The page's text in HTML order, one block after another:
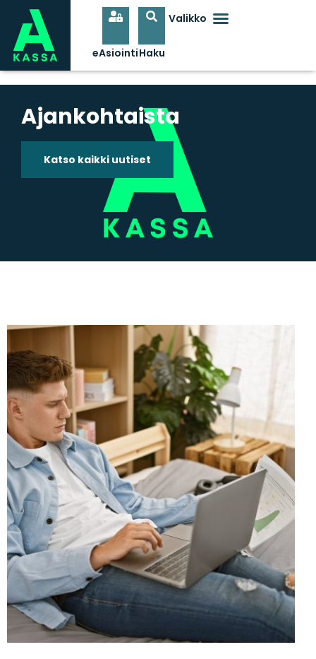
Ajankohtaista
Katso kaikki uutiset